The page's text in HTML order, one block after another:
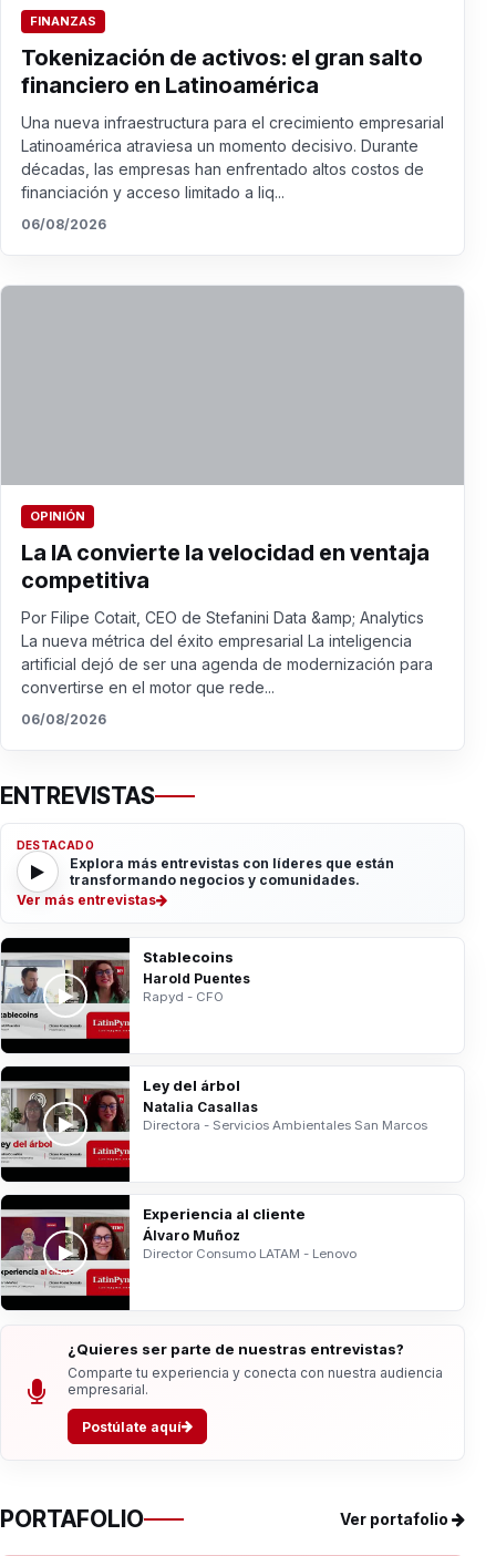
FINANZAS
Tokenización de activos: el gran salto
financiero en Latinoamérica
Una nueva infraestructura para el crecimiento empresarial
Latinoamérica atraviesa un momento decisivo. Durante
décadas, las empresas han enfrentado altos costos de
financiación y acceso limitado a liq...
06/08/2026
OPINIÓN
La IA convierte la velocidad en ventaja
competitiva
Por Filipe Cotait, CEO de Stefanini Data &amp; Analytics
La nueva métrica del éxito empresarial La inteligencia
artificial dejó de ser una agenda de modernización para
convertirse en el motor que rede...
06/08/2026
ENTREVISTAS
DESTACADO
Explora más entrevistas con líderes que están
transformando negocios y comunidades.
Ver más entrevistas
Stablecoins
Harold Puentes
Rapyd - CFO
Ley del árbol
Natalia Casallas
Directora - Servicios Ambientales San Marcos
Experiencia al cliente
Álvaro Muñoz
Director Consumo LATAM - Lenovo
¿Quieres ser parte de nuestras entrevistas?
Comparte tu experiencia y conecta con nuestra audiencia
empresarial.
Postúlate aquí
PORTAFOLIO Ver portafolio